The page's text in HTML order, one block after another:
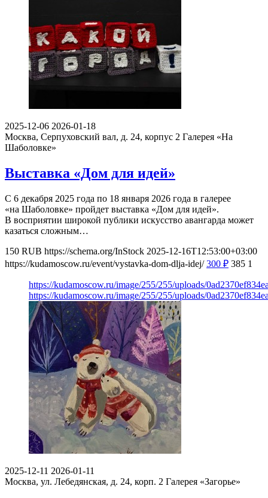
2025-12-06 2026-01-18
Москва, Серпуховский вал, д. 24, корпус 2 Галерея «На
Шаболовке»
Выставка «Дом для идей»
С 6 декабря 2025 года по 18 января 2026 года в галерее
«на Шаболовке» пройдет выставка «Дом для идей».
В восприятии широкой публики искусство авангарда может
казаться сложным…
150 RUB https://schema.org/InStock 2025-12-16T12:53:00+03:00
https://kudamoscow.ru/event/vystavka-dom-dlja-idej/ 300 ₽ 385 1
https://kudamoscow.ru/image/255/255/uploads/
https://kudamoscow.ru/image/255/255/uploads/
2025-12-11 2026-01-11
Москва, ул. Лебедянская, д. 24, корп. 2 Галерея «Загорье»